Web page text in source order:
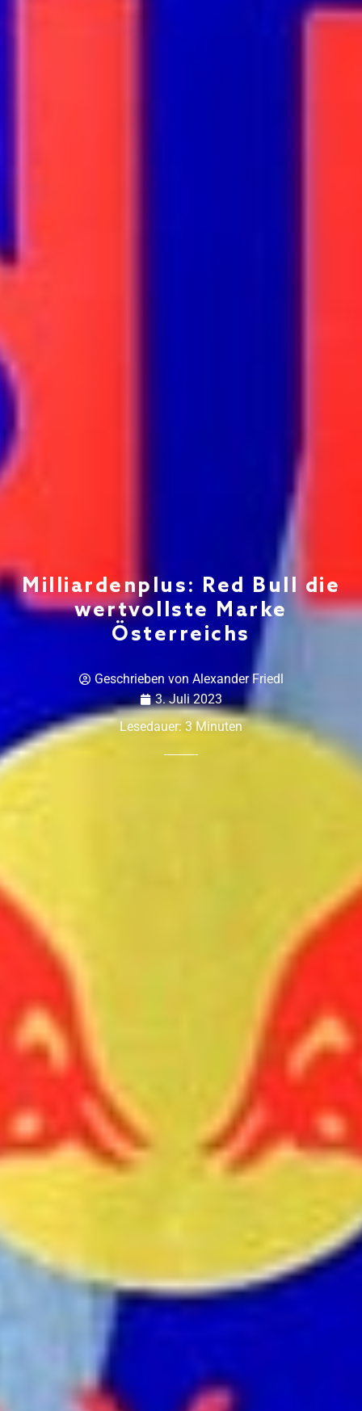
Milliardenplus: Red Bull die
wertvollste Marke
Österreichs
Geschrieben von Alexander Friedl
3. Juli 2023
Lesedauer: 3 Minuten